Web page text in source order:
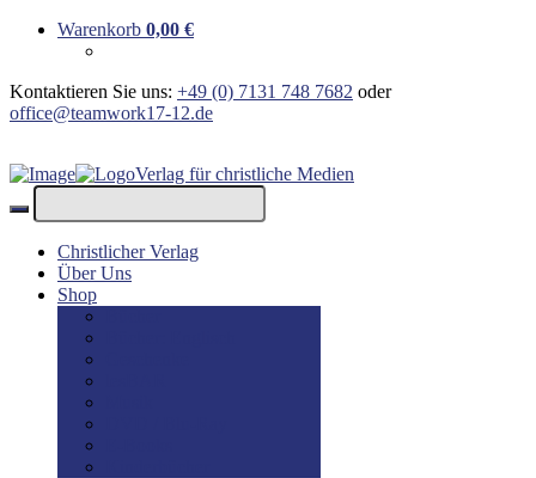
Warenkorb 0,00 €
Kontaktieren Sie uns: +49 (0) 7131 748 7682 oder
office@teamwork17-12.de
Verlag für christliche Medien
Christlicher Verlag
Über Uns
Shop